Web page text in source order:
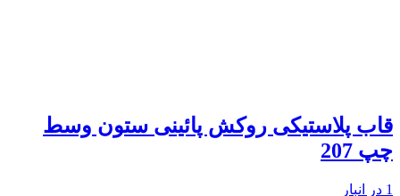
قاب پلاستیکی روکش پائینی ستون وسط
چپ 207
1 در انبار